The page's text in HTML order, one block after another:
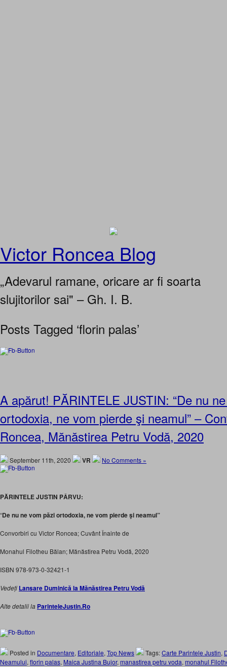
Victor Roncea Blog
„Adevarul ramane, oricare ar fi soarta
slujitorilor sai" – Gh. I. B.
Posts Tagged ‘florin palas’
A apărut! PĂRINTELE JUSTIN: “De nu
ortodoxia, ne vom pierde şi neamul” –
Roncea, Mănăstirea Petru Vodă, 2020
September 11th, 2020 VR No Comments »
PĂRINTELE JUSTIN PÂRVU:
“De nu ne vom păzi ortodoxia, ne vom pierde şi neamul”
Convorbiri cu Victor Roncea; Cuvânt Înainte de
Monahul Filotheu Bălan; Mănăstirea Petru Vodă, 2020
ISBN 978-973-0-32421-1
Vedeți Lansare Duminică la Mănăstirea Petru Vodă
Alte detalii la ParinteleJustin.Ro
Posted in Documentare, Editoriale, Top News Tags:Carte Parintele Justin,
Neamului, florin palas, Maica Justina Bujor, manastirea petru voda, monahul